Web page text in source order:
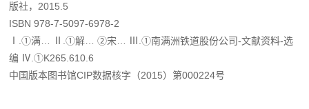
版社，2015.5
ISBN 978-7-5097-6978-2
Ⅰ.①满… Ⅱ.①解… ②宋… Ⅲ.①南满洲铁道股份公司-文献资料-选
编 Ⅳ.①K265.610.6
中国版本图书馆CIP数据核字（2015）第000224号